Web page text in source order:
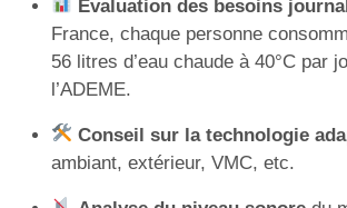
Évaluation des besoins
France, chaque personne
56 litres d’eau chaude à 40°C par
l’ADEME.
Conseil sur la technologie
ambiant, extérieur, VMC, etc.